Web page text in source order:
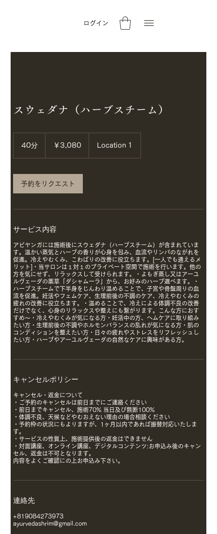
ログイン
スウェダナ（ハーブスチーム）
40分 ￥3,080 Location 1
予約をリクエスト
サービス内容
アビヤンガには施術後にスウェダナ（ハーブスチーム）が含まれていま
す。温かい蒸気とハーブの香りが心身を包み、血流やリンパのながれを
促進。冷えやむくみ、こわばりの改善に役立ちます。[一人でも通えるメ
リット]・当サロンは１対１のプライベート空間で施術を行います。他の
方を気にせず、リラックスして受けられます。・よもぎ蒸し又はアーユ
ルヴェーダの薬草「ダシャムーラ」から、お好みのハーブ選べます。・
ハーブスチームで下半身をじんわり温めることで、子宮や骨盤周りの血
流を促進。妊活やフェムケア、生理前後の不調のケア、冷えやむくみの
疲れの改善に役立ちます。・温めることで、冷えによる体調不良の改善
だけでなく、心身のリラックスや整えにも繋がります。こんな方におす
すめ〜・冷えやむくみが気になる方・妊活中の方、ヘムケアに取り組み
たい方・生理前後の不調やホルモンバランスの乱れが気になる方・肌の
コンディションを整えたい方・日々の疲れやストレスをリフレッシュし
たい方・ハーブやアーユルヴェーダの自然なケアに興味がある方。
キャンセルポリシー
キャンセル・返金について
・ご予約のキャンセルは前日までにご連絡ください
・前日までキャンセル、施術70% 当日及び無断100%
・体調不良、天候などやむおえない理由の場合相談ください
・予約枠の状況にもよりますが、1ヶ月以内であれば振替対応いたしま
す。
・サービスの性質上、施術提供後の返金はできません
・対面講座、オンライン講座、デジタルコンテンツ:お申込み後のキャン
セル、返金は不可となります。
内容をよくご確認にの上お申込み下さい。
連絡先
+819084273973
ayurvedashrim@gmail.com